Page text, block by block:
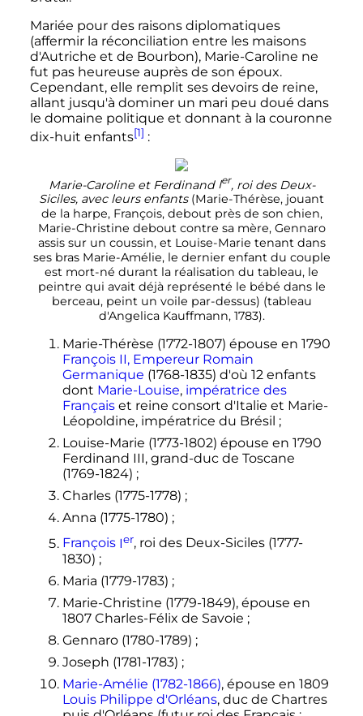
Mariée pour des raisons diplomatiques
(affermir la réconciliation entre les maisons
d'Autriche et de Bourbon), Marie-Caroline ne
fut pas heureuse auprès de son époux.
Cependant, elle remplit ses devoirs de reine,
allant jusqu'à dominer un mari peu doué dans
le domaine politique et donnant à la couronne
dix-huit enfants[1] :
Marie-Caroline et Ferdinand Ier, roi des Deux-
Siciles, avec leurs enfants(Marie-Thérèse, jouant
de la harpe, François, debout près de son chien,
Marie-Christine debout contre sa mère, Gennaro
assis sur un coussin, et Louise-Marie tenant dans
ses bras Marie-Amélie, le dernier enfant du couple
est mort-né durant la réalisation du tableau, le
peintre qui avait déjà représenté le bébé dans le
berceau, peint un voile par-dessus) (tableau
d'Angelica Kauffmann, 1783).
Marie-Thérèse (1772-1807) épouse en 1790
François II, Empereur Romain
Germanique (1768-1835) d'où 12 enfants
dont Marie-Louise, impératrice des
Françaiset reine consort d'Italie et Marie-
Léopoldine, impératrice du Brésil ;
Louise-Marie (1773-1802) épouse en 1790
Ferdinand III, grand-duc de Toscane
(1769-1824) ;
Charles (1775-1778) ;
Anna (1775-1780) ;
François Ier, roi des Deux-Siciles (1777-
1830) ;
Maria (1779-1783) ;
Marie-Christine (1779-1849), épouse en
1807 Charles-Félix de Savoie ;
Gennaro (1780-1789) ;
Joseph (1781-1783) ;
Marie-Amélie (1782-1866), épouse en 1809
Louis Philippe d'Orléans, duc de Chartres